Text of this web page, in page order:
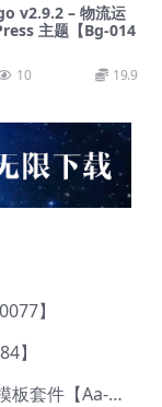
v2.9.2 – 物流运
主题【Bg-014
10 19.9
】
】
Jarvis – 网络安全服务 Elementor 模板套件【Aa-0035】